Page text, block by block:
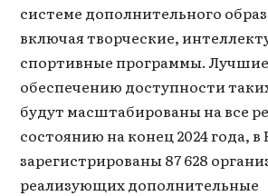
системе дополнительного
включая творческие,
спортивные программы.
обеспечению доступности
будут масштабированы на все
состоянию на конец 2024 года,
зарегистрированы 87 628
реализующих дополнительные